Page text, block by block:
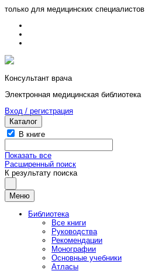
только для медицинских специалистов
Консультант врача
Электронная медицинская библиотека
Вход / регистрация
Каталог
В книге
Показать все
Расширенный поиск
К результату поиска
Меню
Библиотека
Все книги
Руководства
Рекомендации
Монографии
Основные учебники
Атласы